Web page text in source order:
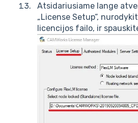
Atsidariusiame lange
„License Setup“,
licencijos failo, ir